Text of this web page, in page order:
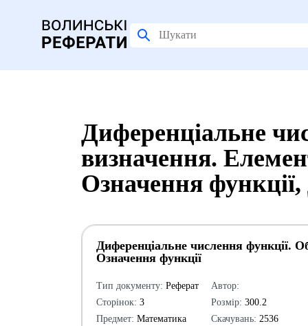
Диференціальне
визначення.
Означення
Диференціальне числення функції.
Означення функції
Тип документу: Реферат
Сторінок: 3
Предмет: Математика
Автор:
Розмір: 300.2
Скачувань: 2536